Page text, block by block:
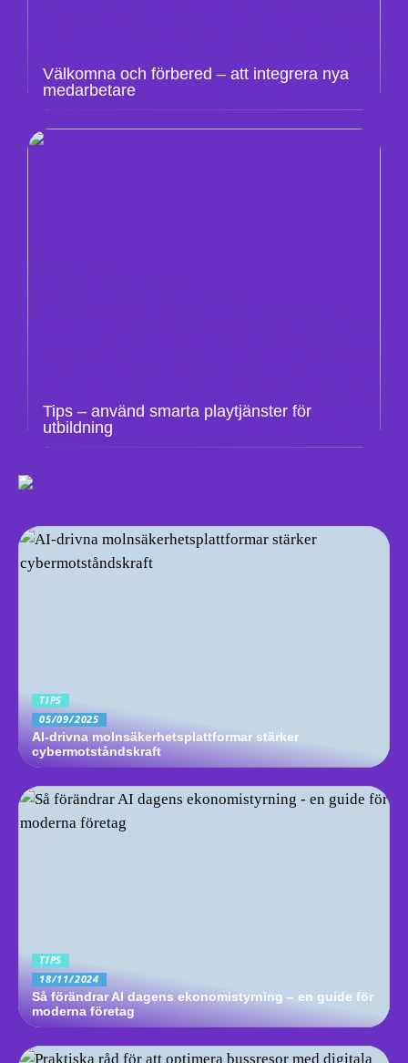
Välkomna och förbered – att integrera nya
medarbetare
Tips – använd smarta playtjänster för
utbildning
TIPS
05/09/2025
AI-drivna molnsäkerhetsplattformar stärker
cybermotståndskraft
TIPS
18/11/2024
Så förändrar AI dagens ekonomistyrning – en guide för
moderna företag